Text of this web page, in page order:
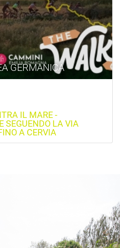
GERMANICA
IL MARE -
SEGUENDO LA VIA
A CERVIA